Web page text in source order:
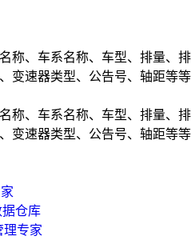
称、车系名称、车型、排量、排
变速器类型、公告号、轴距等等
称、车系名称、车型、排量、排
变速器类型、公告号、轴距等等
仓库
专家